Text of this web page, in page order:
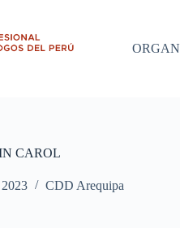
CAROL
CDD Arequipa